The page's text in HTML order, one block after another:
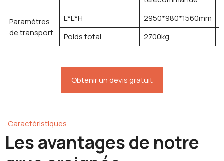
Paramètres
de transport
L*L*H 2950*980*1560mm
Poids total
2700kg
Obtenir un devis gratuit
. Caractéristiques
Les avantages de notre